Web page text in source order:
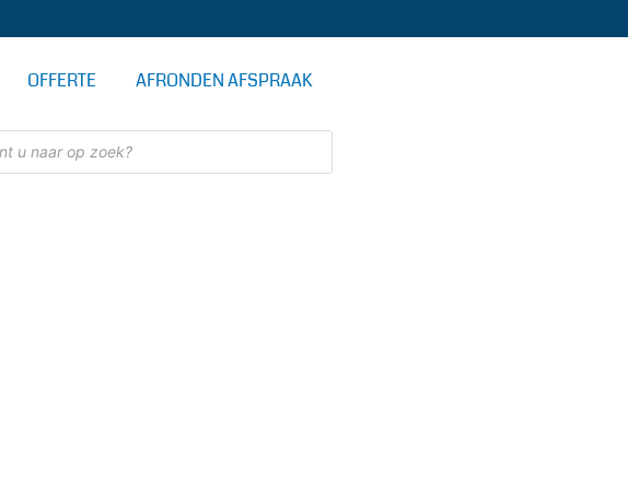
OFFERTE AFRONDEN AFSPRAAK